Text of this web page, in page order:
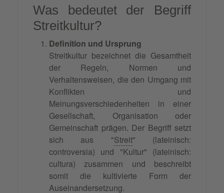
Was bedeutet der Begriff
Streitkultur?
Definition und Ursprung
Streitkultur bezeichnet die Gesamtheit
der Regeln, Normen und
Verhaltensweisen, die den Umgang mit
Konflikten und
Meinungsverschiedenheiten in einer
Gesellschaft, Organisation oder
Gemeinschaft prägen. Der Begriff setzt
sich aus "Streit" (lateinisch:
controversia) und "Kultur" (lateinisch:
cultura) zusammen und beschreibt
somit die kultivierte Form der
Auseinandersetzung.